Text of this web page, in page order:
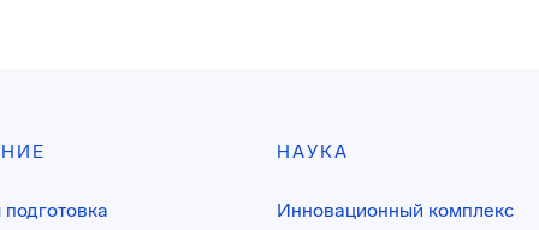
НАУКА
Инновационный комплекс